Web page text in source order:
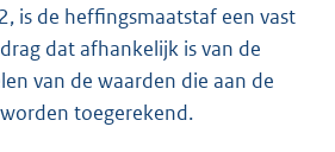
is de heffingsmaatstaf een vast
dat afhankelijk is van de
van de waarden die aan de
toegerekend.